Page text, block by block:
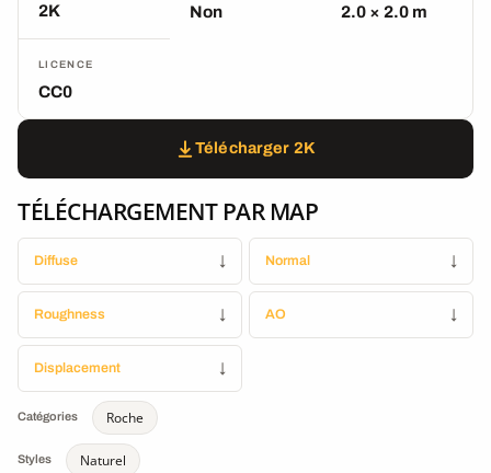
2K Non 2.0 × 2.0 m
LICENCE
CC0
Télécharger 2K
TÉLÉCHARGEMENT PAR MAP
Diffuse ↓ Normal ↓
Roughness ↓ AO ↓
Displacement ↓
Catégories Roche
Styles Naturel